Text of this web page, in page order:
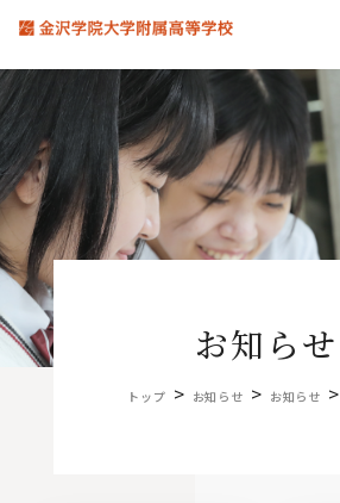
お知らせ
トップ > お知らせ > お知らせ >